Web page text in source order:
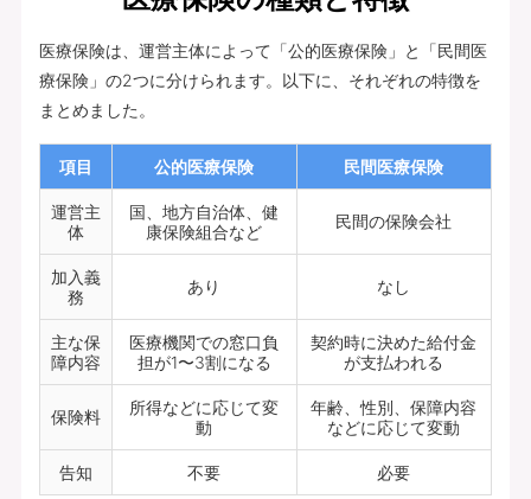
医療保険は、運営主体によって「公的医療保険」と「民間医
療保険」の2つに分けられます。以下に、それぞれの特徴を
まとめました。
項目 公的医療保険 民間医療保険
運営主
体
国、地方自治体、健
康保険組合など
民間の保険会社
加入義
務
あり なし
主な保
障内容
医療機関での窓口負
担が1〜3割になる
契約時に決めた給付金
が支払われる
保険料
所得などに応じて変
動
年齢、性別、保障内容
などに応じて変動
告知 不要
必要